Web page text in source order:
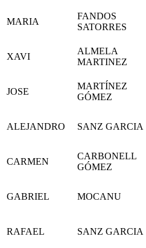
MARIA
FANDOS
SATORRES
XAVI
ALMELA
MARTINEZ
JOSE
MARTÍNEZ
GÓMEZ
ALEJANDRO SANZ GARCIA
CARMEN
CARBONELL
GÓMEZ
GABRIEL MOCANU
RAFAEL SANZ GARCIA